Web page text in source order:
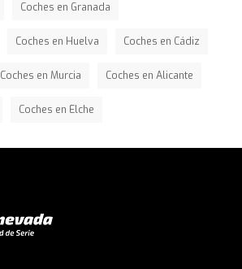
Coches en Granada
Coches en Huelva Coches en Cádiz
Coches en Murcia Coches en Alicante
Coches en Elche